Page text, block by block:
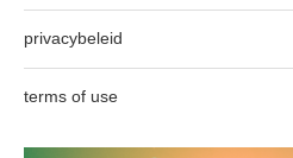
privacybeleid
terms of use